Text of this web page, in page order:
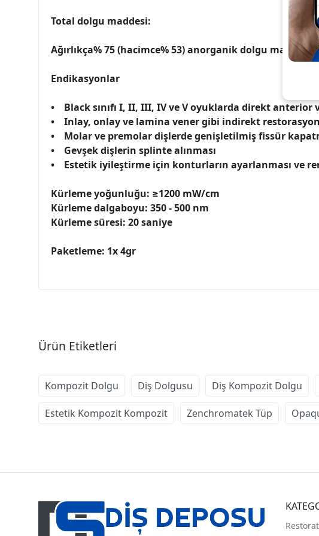
Total dolgu maddesi:
Ağırlıkça% 75 (hacimce% 53) anorganik dolgu maddesi
Endikasyonlar
• Black sınıfı I, II, III, IV ve V oyuklarda direkt
• Inlay, onlay ve lamina vener gibi indirekt
• Molar ve premolar dişlerde genişletilmiş fissür
• Gevşek dişlerin splinte alınması
• Estetik iyileştirme için konturların ayarlanması ve
Kürleme yoğunluğu: ≥1200 mW/cm
Kürleme dalgaboyu: 350 - 500 nm
Kürleme süresi: 20 saniye
Paketleme: 1x 4gr
Ürün Etiketleri
Kompozit Dolgu Diş Dolgusu Diş Kompozit Dolgu
Estetik Kompozit Kompozit Zenchromatek Tüp